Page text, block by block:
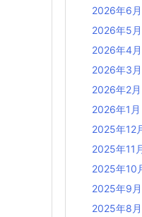
2026年6月
2026年5月
2026年4月
2026年3月
2026年2月
2026年1月
2025年12
2025年11
2025年10
2025年9月
2025年8月